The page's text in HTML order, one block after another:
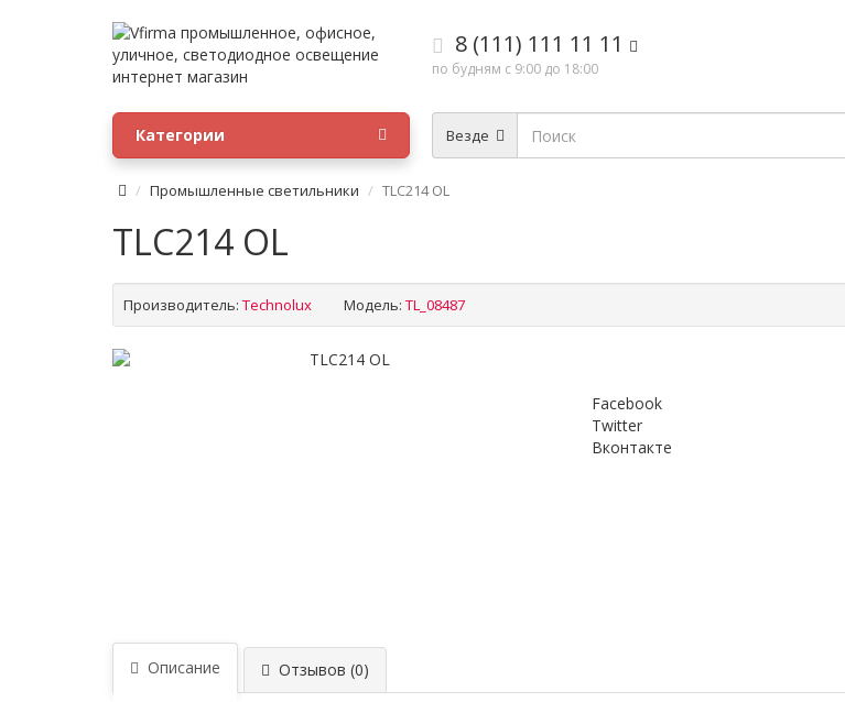
8 (111) 111 11 11
по будням с 9:00 до 18:00
Везде
Категории
Промышленные светильники TLC214 OL
TLC214 OL
Производитель: Technolux Модель: TL_08487
Facebook
Twitter
Вконтакте
Описание Отзывов (0)